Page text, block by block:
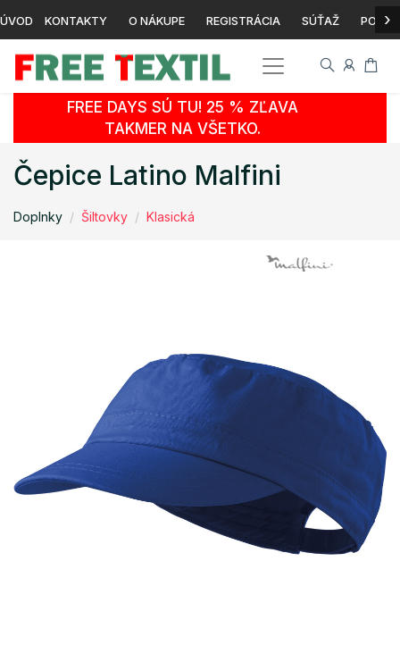
ÚVOD KONTAKTY O NÁKUPE REGISTRÁCIA SÚŤAŽ ›
FREE DAYS SÚ TU! 25 % ZĽAVA
TAKMER NA VŠETKO.
Čepice Latino Malfini
Doplnky Šiltovky Klasická